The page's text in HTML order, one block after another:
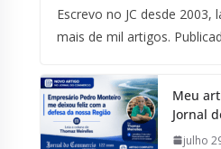
Escrevo no JC desde 2003,
mais de mil artigos.
Meu
Jornal
julho